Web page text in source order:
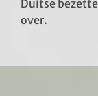
Duitse
over.